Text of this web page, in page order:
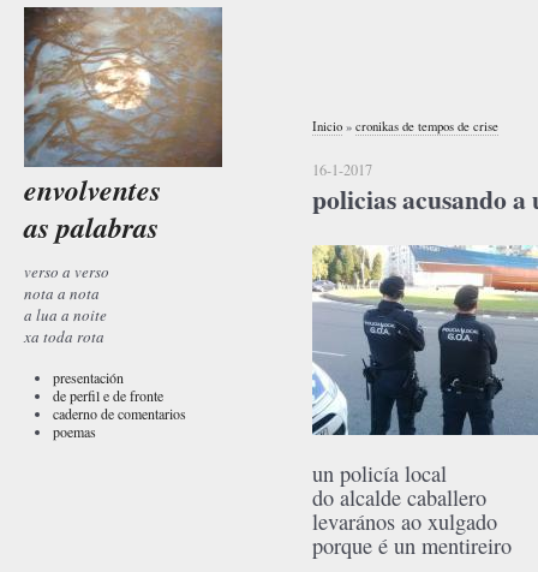
envolventes
as palabras
verso a verso
nota a nota
a lua a noite
xa toda rota
presentación
de perfil e de fronte
caderno de comentarios
poemas
Inicio » cronikas de tempos de crise
16-1-2017
policias acusando a
un policía local
do alcalde caballero
levarános ao xulgado
porque é un mentireiro